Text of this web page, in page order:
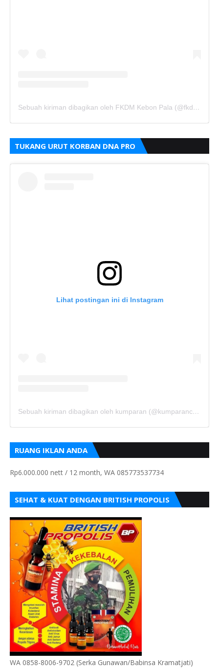
Sebuah kiriman dibagikan oleh FKDM Kebon Pala (@fkdm_kebonpala)
TUKANG URUT KORBAN DNA PRO
Lihat postingan ini di Instagram
Sebuah kiriman dibagikan oleh kumparan (@kumparancom)
RUANG IKLAN ANDA
Rp6.000.000 nett / 12 month, WA 085773537734
SEHAT & KUAT DENGAN BRITISH PROPOLIS
WA 0858-8006-9702 (Serka Gunawan/Babinsa Kramatjati)